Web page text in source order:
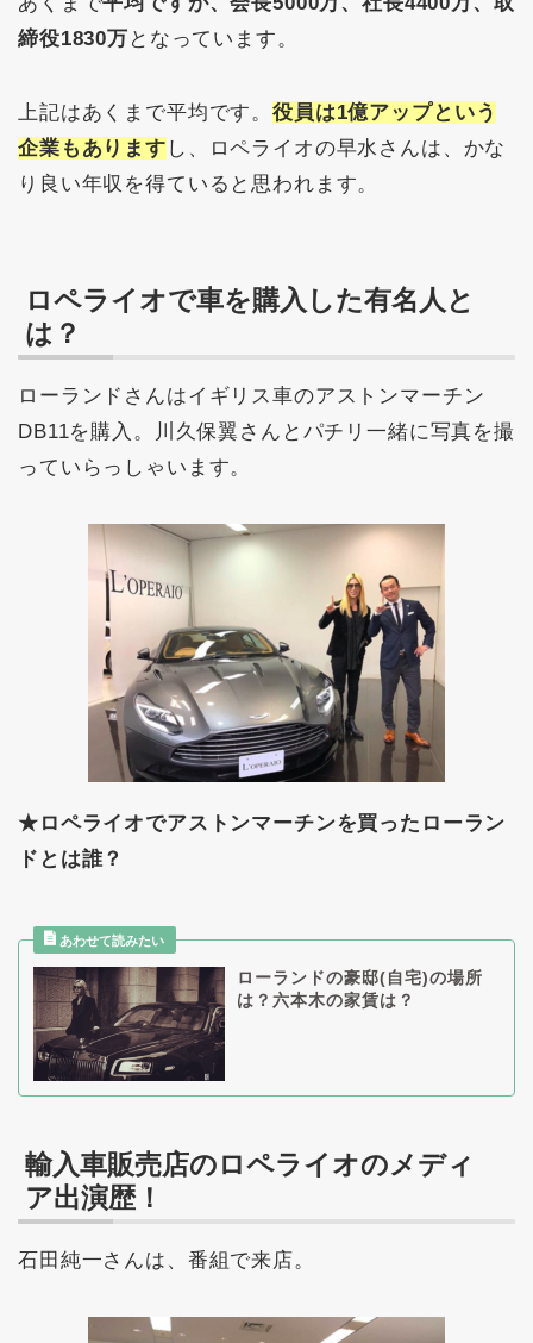
締役1830万 となっています。
上記はあくまで平均です。役員は1億アップという
企業もあります し、ロペライオの早水さんは、かな
り良い年収を得ていると思われます。
ロペライオで車を購入した有名人と
は？
ローランドさんはイギリス車のアストンマーチン
DB11を購入。川久保翼さんとパチリ一緒に写真を撮
っていらっしゃいます。
★ロペライオでアストンマーチンを買ったローラン
ドとは誰？
ローランドの豪邸(自宅)の場所
は？六本木の家賃は？
輸入車販売店のロペライオのメディ
ア出演歴！
石田純一さんは、番組で来店。